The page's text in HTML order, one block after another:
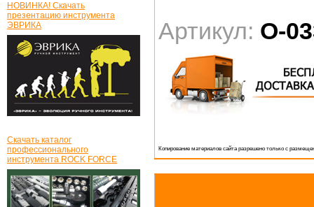
Артикул: O-
Копирование материалов сайта разрешено только с
НОВИНКА! Скачать
презентацию инструмента
ЭВРИКА
Скачать каталог
профессионального
инструмента ROCK FORCE